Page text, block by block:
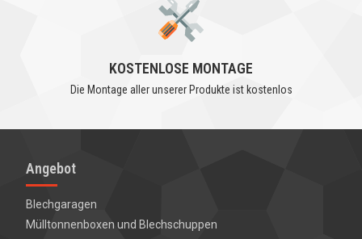
KOSTENLOSE MONTAGE
Die Montage aller unserer Produkte ist kostenlos
Angebot
Blechgaragen
Mülltonnenboxen und Blechschuppen